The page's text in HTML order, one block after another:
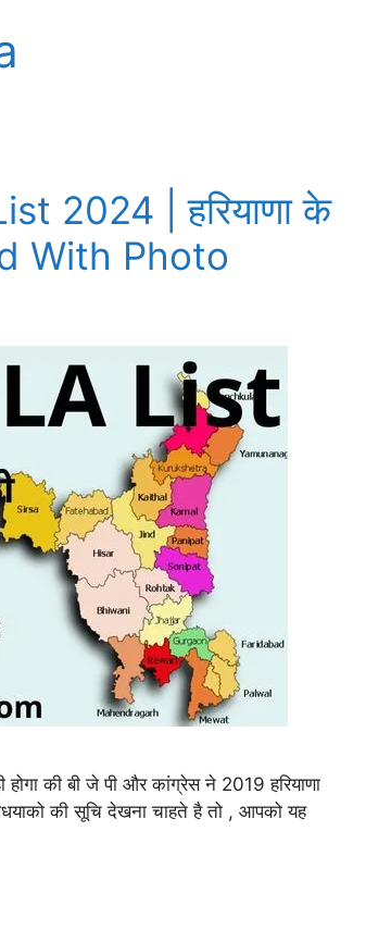
2024 | हरियाणा के
With Photo
की बी जे पी और कांग्रेस ने 2019 हरियाणा
की सूचि देखना चाहते है तो , आपको यह